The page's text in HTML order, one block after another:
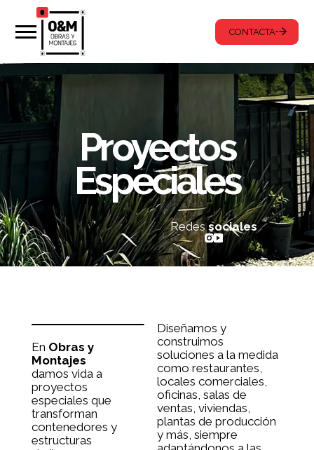
CONTACTA
Proyectos
Especiales
Redessociales
En Obras y
Montajes
damos vida a
proyectos
especiales que
transforman
contenedores y
estructuras
Diseñamos y
construimos
soluciones a la medida
como restaurantes,
locales comerciales,
oficinas, salas de
ventas, viviendas,
plantas de producción
y más, siempre